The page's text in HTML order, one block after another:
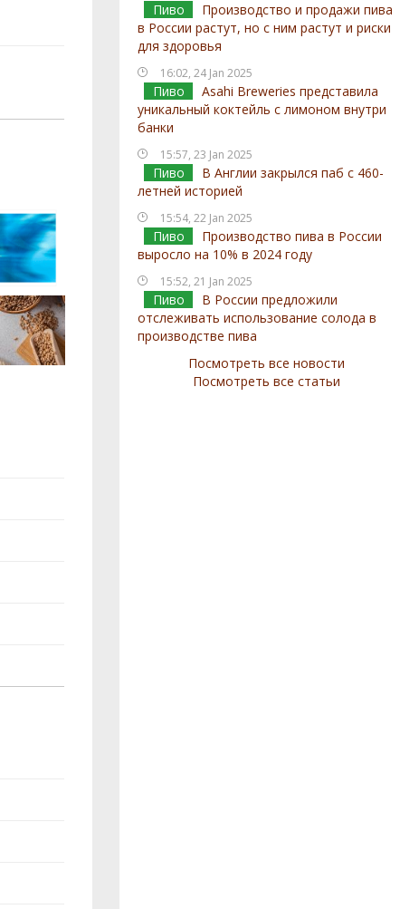
Пиво
Производство и продажи пива
в России растут, но с ним растут и риски
для здоровья
16:02, 24 Jan 2025
Пиво
Asahi Breweries представила
уникальный коктейль с лимоном внутри
банки
15:57, 23 Jan 2025
Пиво
В Англии закрылся паб с 460-
летней историей
15:54, 22 Jan 2025
Пиво
Производство пива в России
выросло на 10% в 2024 году
15:52, 21 Jan 2025
Пиво
В России предложили
отслеживать использование солода в
производстве пива
Посмотреть все новости
Посмотреть все статьи